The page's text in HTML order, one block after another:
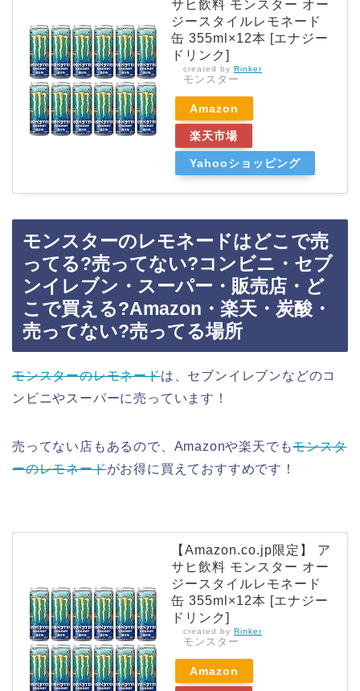
サヒ飲料 モンスター オー
ジースタイルレモネード
缶 355ml×12本 [エナジー
ドリンク]
created by Rinker
モンスター
Amazon
楽天市場
Yahooショッピング
モンスターのレモネードはどこで売
ってる?売ってない?コンビニ・セブ
ンイレブン・スーパー・販売店・ど
こで買える?Amazon・楽天・炭酸・
売ってない?売ってる場所
モンスターのレモネードは、セブンイレブンなどのコ
ンビニやスーパーに売っています！
売ってない店もあるので、Amazonや楽天でもモンスタ
ーのレモネードがお得に買えておすすめです！
【Amazon.co.jp限定】 ア
サヒ飲料 モンスター オー
ジースタイルレモネード
缶 355ml×12本 [エナジー
ドリンク]
created by Rinker
モンスター
Amazon